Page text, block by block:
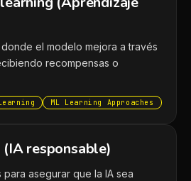
el modelo mejora a través
recompensas o
ML Learning Approaches
responsable)
asegurar que la IA sea